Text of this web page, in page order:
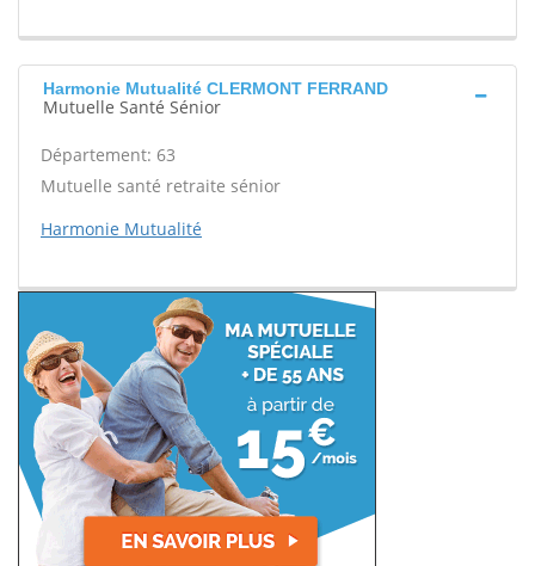
Harmonie Mutualité CLERMONT FERRAND
Mutuelle Santé Sénior
Département: 63
Mutuelle santé retraite sénior
Harmonie Mutualité